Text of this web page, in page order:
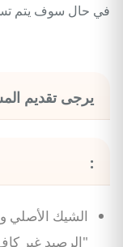
في حال سوف يتم
يرجى تقديم
:
الشيك الأصلي
"الرصيد غير